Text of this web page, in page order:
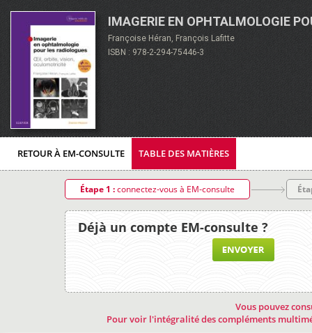
IMAGERIE EN OPHTALMOLOGIE
Françoise Héran, François Lafitte
ISBN : 978-2-294-75446-3
RETOUR À EM-CONSULTE TABLE DES MATIÈRES
Étape 1 :connectez-vous à EM-consulte
Déjà un compte EM-consulte ?
Vous pouvez
Pour voir l'intégralité des compléments